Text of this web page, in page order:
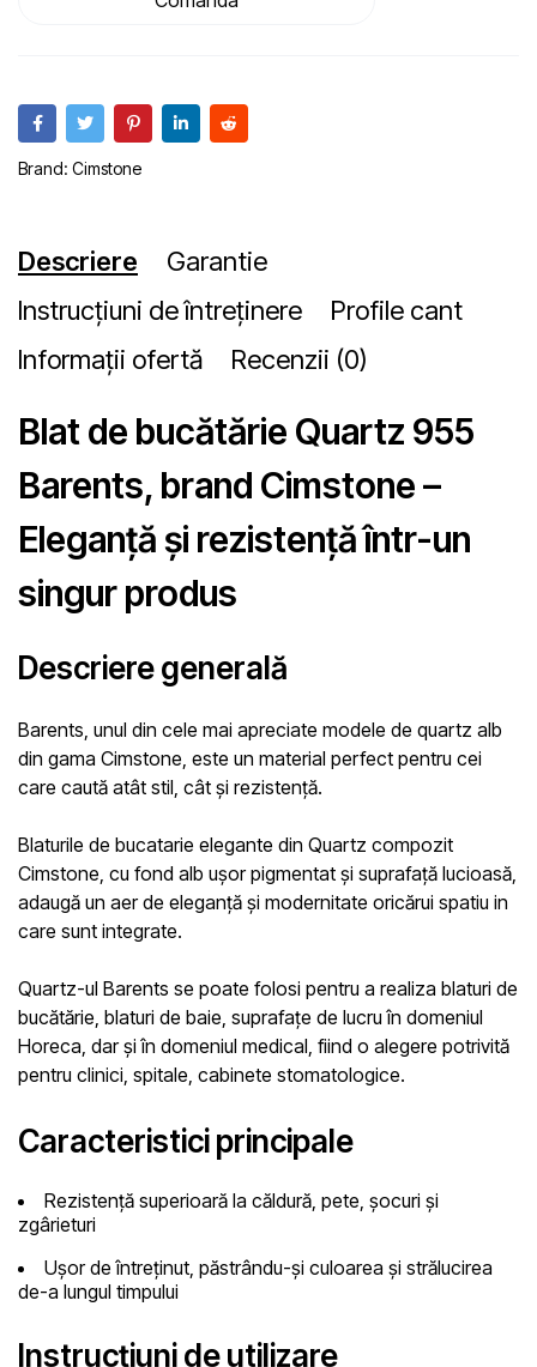
Brand: Cimstone
Descriere
Garantie
Instrucțiuni de întreținere
Profile cant
Informații ofertă
Recenzii (0)
Blat de bucătărie Quartz 955
Barents, brand Cimstone –
Eleganță și rezistență într-un
singur produs
Descriere generală
Barents, unul din cele mai apreciate modele de quartz alb
din gama Cimstone, este un material perfect pentru cei
care caută atât stil, cât și rezistență.
Blaturile de bucatarie elegante din Quartz compozit
Cimstone, cu fond alb ușor pigmentat și suprafață lucioasă,
adaugă un aer de eleganță și modernitate oricărui spatiu in
care sunt integrate.
Quartz-ul Barents se poate folosi pentru a realiza blaturi de
bucătărie, blaturi de baie, suprafațe de lucru în domeniul
Horeca, dar și în domeniul medical, fiind o alegere potrivită
pentru clinici, spitale, cabinete stomatologice.
Caracteristici principale
Rezistență superioară la căldură, pete, șocuri și
zgârieturi
Ușor de întreținut, păstrându-și culoarea și strălucirea
de-a lungul timpului
Instrucțiuni de utilizare